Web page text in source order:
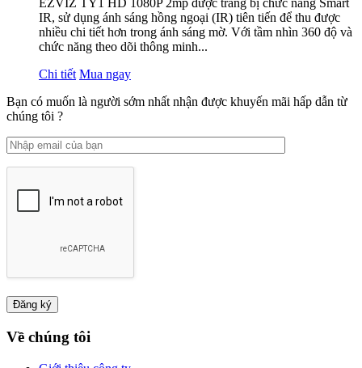
EZVIZ TY1 HD 1080P 2mp được trang bị chức năng Smart
IR, sử dụng ánh sáng hồng ngoại (IR) tiên tiến để thu được
nhiều chi tiết hơn trong ánh sáng mờ. Với tầm nhìn 360 độ và
chức năng theo dõi thông minh...
Chi tiết Mua ngay
Bạn có muốn là người sớm nhất nhận được khuyến mãi hấp dẫn từ
chúng tôi ?
Về chúng tôi